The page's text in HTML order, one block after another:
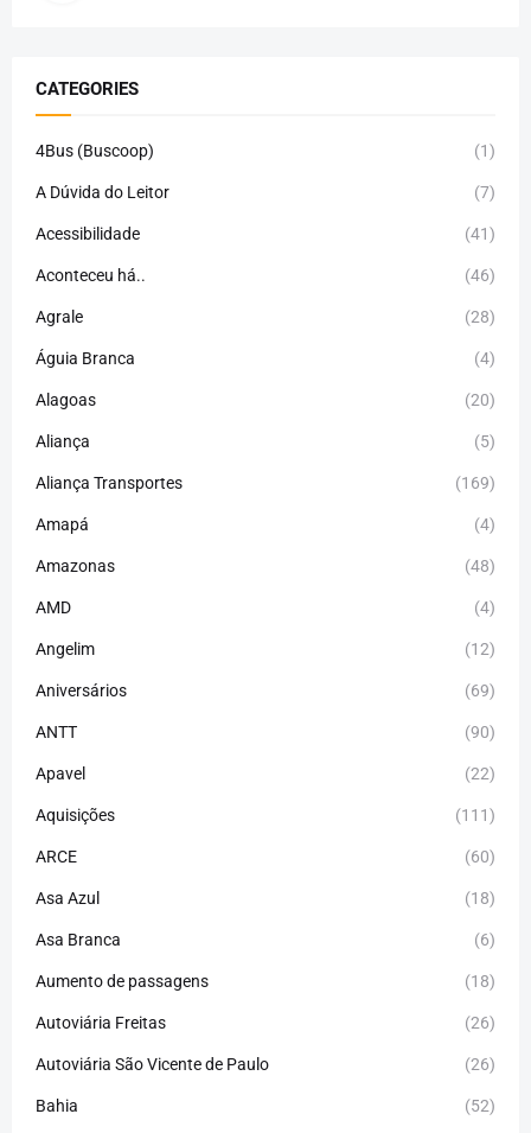
CATEGORIES
4Bus (Buscoop) (1)
A Dúvida do Leitor (7)
Acessibilidade (41)
Aconteceu há.. (46)
Agrale (28)
Águia Branca (4)
Alagoas (20)
Aliança (5)
Aliança Transportes (169)
Amapá (4)
Amazonas (48)
AMD (4)
Angelim (12)
Aniversários (69)
ANTT (90)
Apavel (22)
Aquisições (111)
ARCE (60)
Asa Azul (18)
Asa Branca (6)
Aumento de passagens (18)
Autoviária Freitas (26)
Autoviária São Vicente de Paulo (26)
Bahia (52)